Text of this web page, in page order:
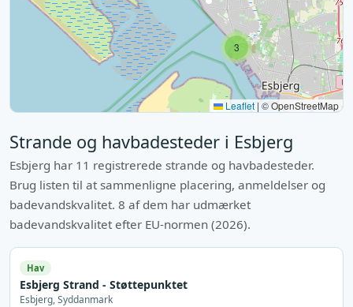
3
Leaflet | © OpenStreetMap
Strande og havbadesteder i Esbjerg
Esbjerg har 11 registrerede strande og havbadesteder.
Brug listen til at sammenligne placering, anmeldelser og
badevandskvalitet. 8 af dem har udmærket
badevandskvalitet efter EU-normen (2026).
Hav
Esbjerg Strand - Støttepunktet
Esbjerg, Syddanmark